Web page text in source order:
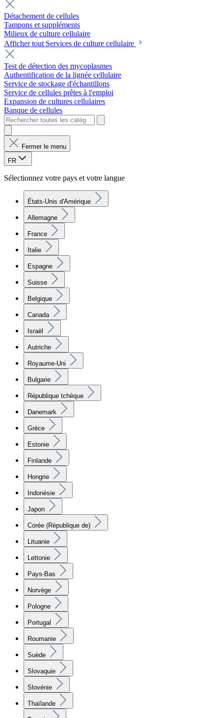
Détachement de cellules
Tampons et suppléments
Milieux de culture cellulaire
Afficher tout Services de culture cellulaire
Test de détection des mycoplasmes
Authentification de la lignée cellulaire
Service de stockage d'échantillons
Service de cellules prêtes à l'emploi
Expansion de cultures cellulaires
Banque de cellules
Fermer le menu
FR
Sélectionnez votre pays et votre langue
États-Unis d'Amérique
Allemagne
France
Italie
Espagne
Suisse
Belgique
Canada
Israël
Autriche
Royaume-Uni
Bulgarie
République tchèque
Danemark
Grèce
Estonie
Finlande
Hongrie
Indonésie
Japon
Corée (République de)
Lituanie
Lettonie
Pays-Bas
Norvège
Pologne
Portugal
Roumanie
Suède
Slovaquie
Slovénie
Thaïlande